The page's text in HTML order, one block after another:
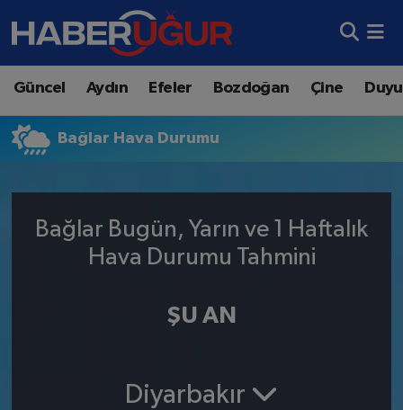
Güncel Aydın Efeler Bozdoğan Çine
Bağlar Hava Durumu
Bağlar Bugün, Yarın ve 1 Haftalık
Hava Durumu Tahmini
ŞU AN
Diyarbakır
Aydın Nöbetçi Eczaneler
Aydın Hava Durumu
Süper Lig Puan Durumu ve Fikstür
Haber Arşivi